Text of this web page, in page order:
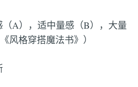
A），适中量感（B），大量
风格穿搭魔法书》）